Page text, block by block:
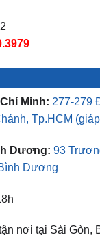
Minh: 277-279
Tp.HCM
Dương: 93
Dương
nơi tại Sài Gòn,